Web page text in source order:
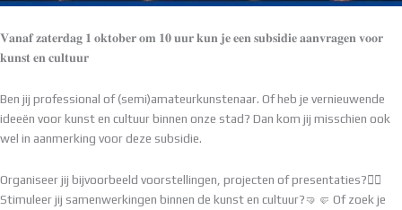
𝐕𝐚𝐧𝐚𝐟 𝐳𝐚𝐭𝐞𝐫𝐝𝐚𝐠 𝟏 𝐨𝐤𝐭𝐨𝐛𝐞𝐫 𝐨𝐦 𝟏𝟎 𝐮𝐮𝐫 𝐤𝐮𝐧 𝐣𝐞 𝐞𝐞𝐧 𝐬𝐮𝐛𝐬𝐢𝐝𝐢𝐞 𝐚𝐚𝐧𝐯𝐫𝐚𝐠𝐞𝐧 𝐯𝐨𝐨𝐫
𝐤𝐮𝐧𝐬𝐭 𝐞𝐧 𝐜𝐮𝐥𝐭𝐮𝐮𝐫
Ben jij professional of (semi)amateurkunstenaar. Of heb je vernieuwende
ideeën voor kunst en cultuur binnen onze stad? Dan kom jij misschien ook
wel in aanmerking voor deze subsidie.
Organiseer jij bijvoorbeeld voorstellingen, projecten of presentaties?👯‍♀️
Stimuleer jij samenwerkingen binnen de kunst en cultuur?🤜🤛 Of zoek je